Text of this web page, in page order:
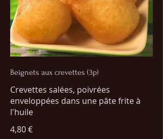
Beignets aux crevettes (3p)
Crevettes salées, poivrées
enveloppées dans une pâte frite à
l'huile
4,80 €